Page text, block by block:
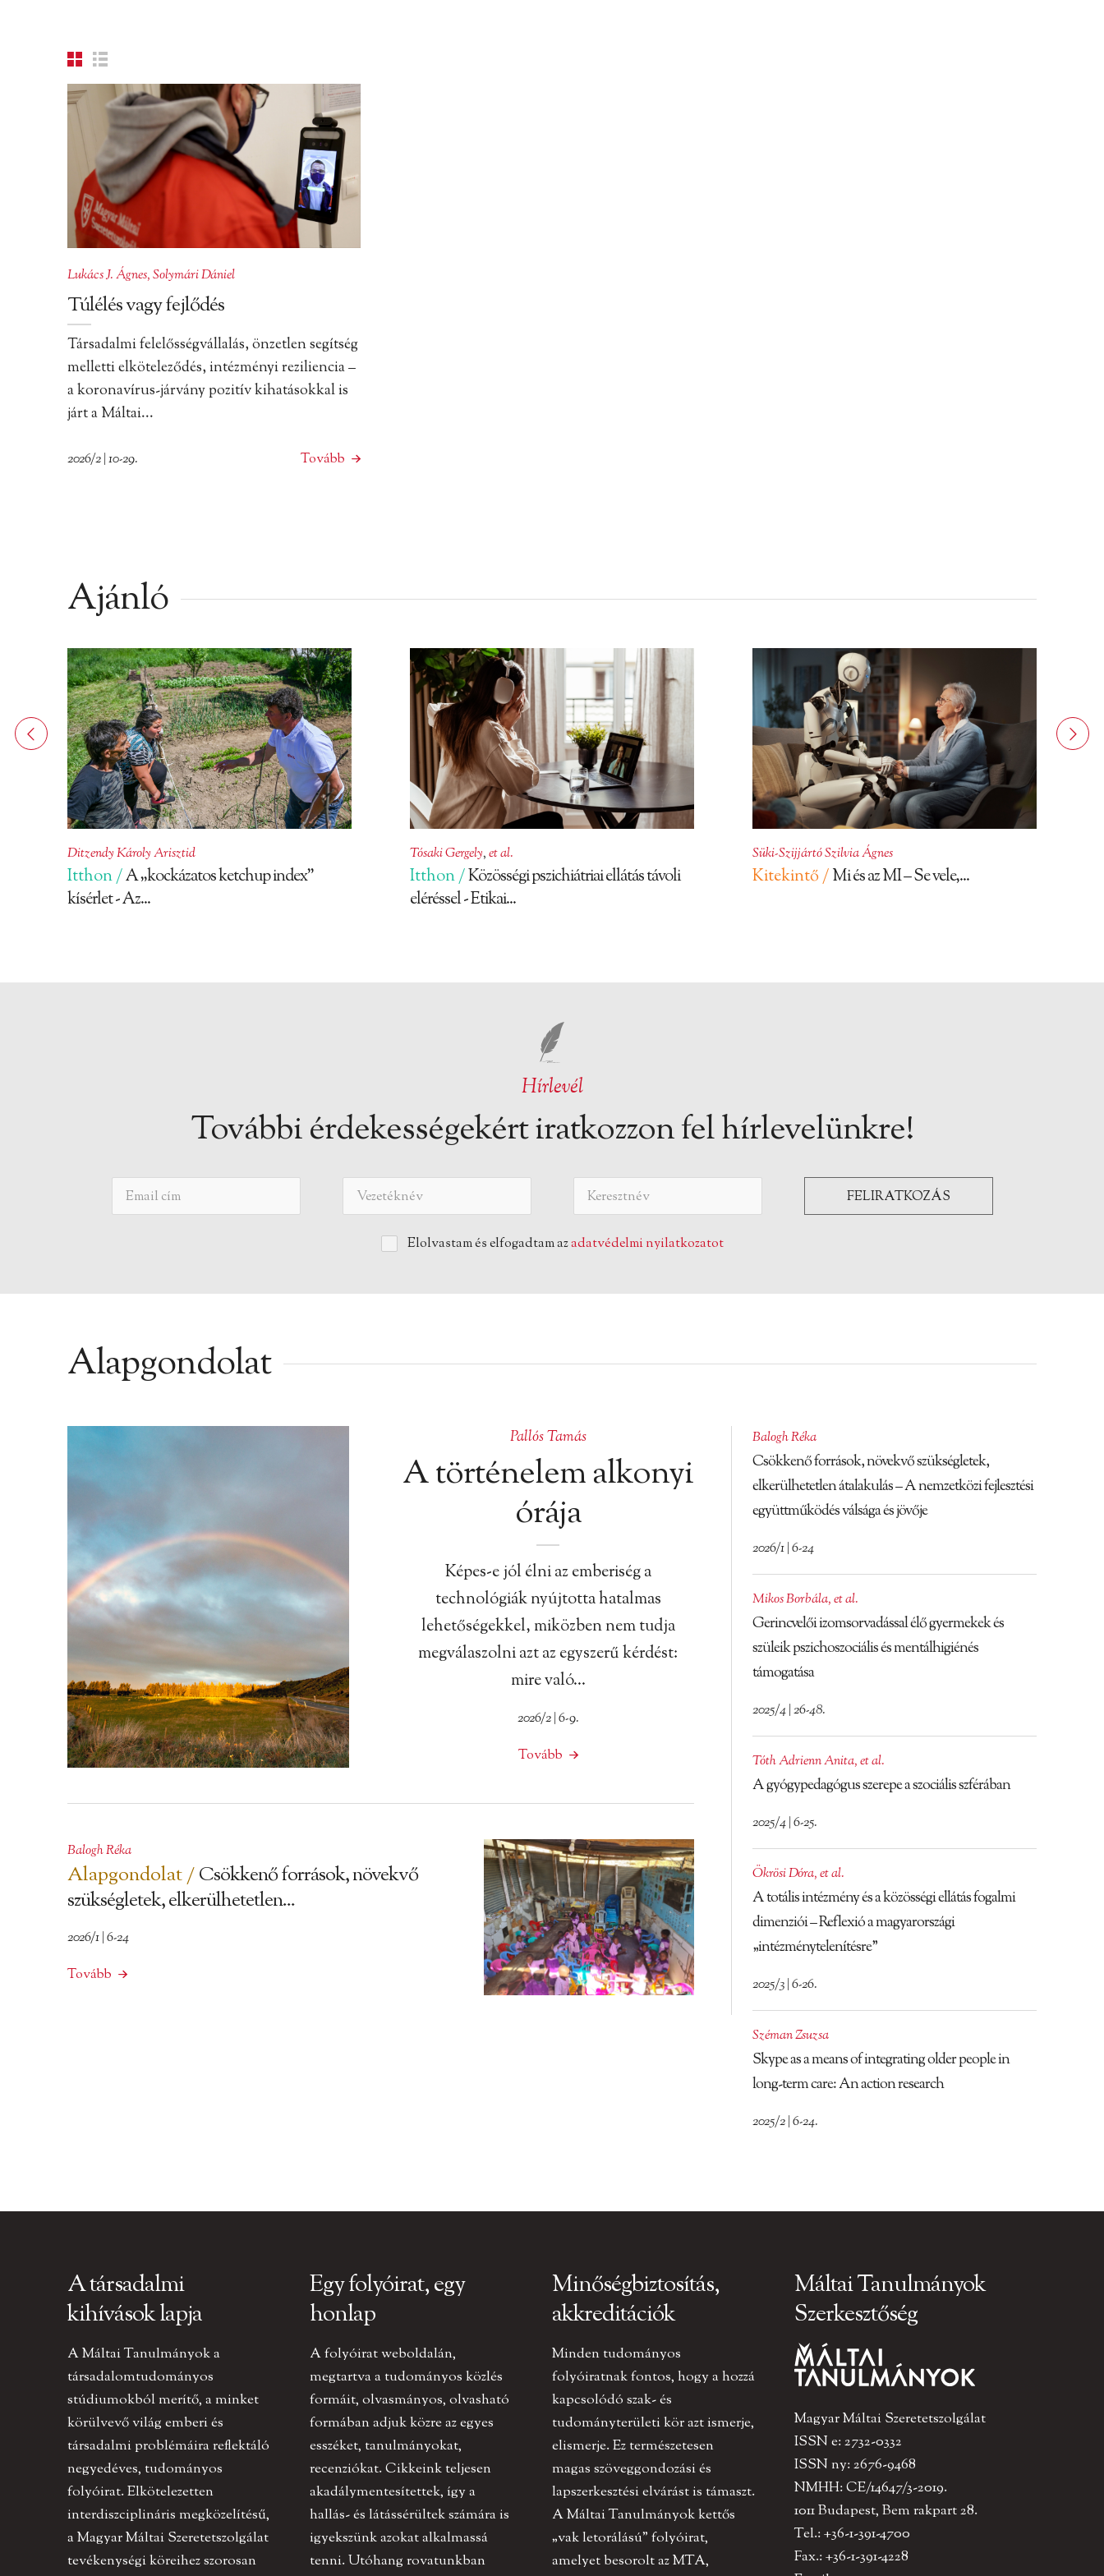
Lukács J. Ágnes,Solymári Dániel
Túlélés vagy fejlődés
Társadalmi felelősségvállalás, önzetlen segítség
melletti elköteleződés, intézményi reziliencia –
a koronavírus-járvány pozitív kihatásokkal is
járt a Máltai...
2026/2 | 10-29. Tovább
Ajánló
Ditzendy Károly Arisztid
Itthon /A „kockázatos ketchup index”
kísérlet - Az...
Tósaki Gergely,et al.
Itthon /Közösségi pszichiátriai ellátás távoli
eléréssel - Etikai...
Süki-Szijjártó Szilvia Ágnes
Kitekintő /Mi és az MI – Se vele,...
Hírlevél
További érdekességekért iratkozzon fel hírlevelünkre!
Elolvastam és elfogadtam azadatvédelmi nyilatkozatot
Alapgondolat
Pallós Tamás
A történelem alkonyi
órája
Képes-e jól élni az emberiség a
technológiák nyújtotta hatalmas
lehetőségekkel, miközben nem tudja
megválaszolni azt az egyszerű kérdést:
mire való…
2026/2 | 6-9.
Tovább
Balogh Réka
Alapgondolat /Csökkenő források, növekvő
szükségletek, elkerülhetetlen...
2026/1 | 6-24
Tovább
Balogh Réka
Csökkenő források, növekvő szükségletek,
elkerülhetetlen átalakulás – A nemzetközi fejlesztési
együttműködés válsága és jövője
2026/1 | 6-24
Mikos Borbála,et al.
Gerincvelői izomsorvadással élő gyermekek és
szüleik pszichoszociális és mentálhigiénés
támogatása
2025/4 | 26-48.
Tóth Adrienn Anita,et al.
A gyógypedagógus szerepe a szociális szférában
2025/4 | 6-25.
Ökrösi Dóra,et al.
A totális intézmény és a közösségi ellátás fogalmi
dimenziói – Reflexió a magyarországi
„intézménytelenítésre”
2025/3 | 6-26.
Széman Zsuzsa
Skype as a means of integrating older people in
long-term care: An action research
2025/2 | 6-24.
A társadalmi
kihívások lapja
A Máltai Tanulmányok a
társadalomtudományos
stúdiumokból merítő, a minket
körülvevő világ emberi és
társadalmi problémáira reflektáló
negyedéves, tudományos
folyóirat. Elkötelezetten
interdiszciplináris megközelítésű,
a Magyar Máltai Szeretetszolgálat
tevékenységi köreihez szorosan
Egy folyóirat, egy
honlap
A folyóirat weboldalán,
megtartva a tudományos közlés
formáit, olvasmányos, olvasható
formában adjuk közre az egyes
esszéket, tanulmányokat,
recenziókat. Cikkeink teljesen
akadálymentesítettek, így a
hallás- és látássérültek számára is
igyekszünk azokat alkalmassá
tenni. Utóhang rovatunkban
Minőségbiztosítás,
akkreditációk
Minden tudományos
folyóiratnak fontos, hogy a hozzá
kapcsolódó szak- és
tudományterületi kör azt ismerje,
elismerje. Ez természetesen
magas szöveggondozási és
lapszerkesztési elvárást is támaszt.
A Máltai Tanulmányok kettős
„vak letorálású” folyóirat,
amelyet besorolt az MTA,
Máltai Tanulmányok
Szerkesztőség
Magyar Máltai Szeretetszolgálat
ISSN e: 2732-0332
ISSN ny: 2676-9468
NMHH: CE/14647/3-2019.
1011 Budapest, Bem rakpart 28.
Tel.: +36-1-391-4700
Fax.: +36-1-391-4228